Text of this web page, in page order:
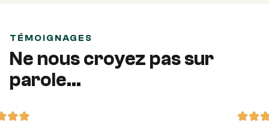
TÉMOIGNAGES
Ne nous croyez pas sur
parole...